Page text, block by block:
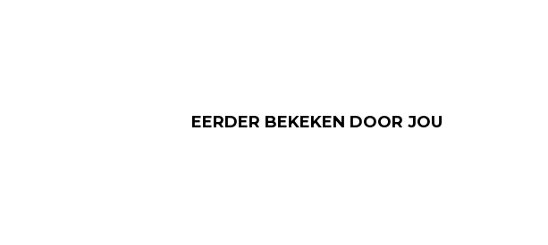
EERDER BEKEKEN DOOR JOU